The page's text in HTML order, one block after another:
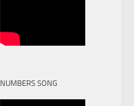
NUMBERS SONG